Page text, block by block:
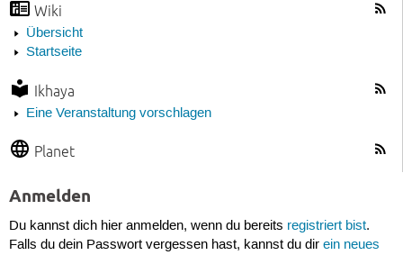
Wiki
Übersicht
Startseite
Ikhaya
Eine Veranstaltung vorschlagen
Planet
Anmelden
Du kannst dich hier anmelden, wenn du bereits registriert bist.
Falls du dein Passwort vergessen hast, kannst du dir ein neues